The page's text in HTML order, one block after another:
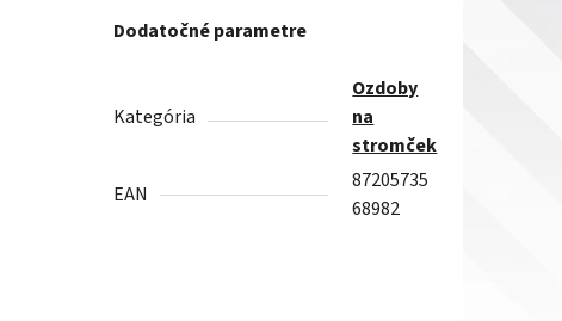
Dodatočné parametre
Kategória
Ozdoby
na
stromček
EAN
87205735
68982